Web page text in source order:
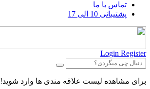
تماس با ما
پشتیبانی 10 الی 17
Login Register
برای مشاهده لیست علاقه مندی ها وارد شوید!